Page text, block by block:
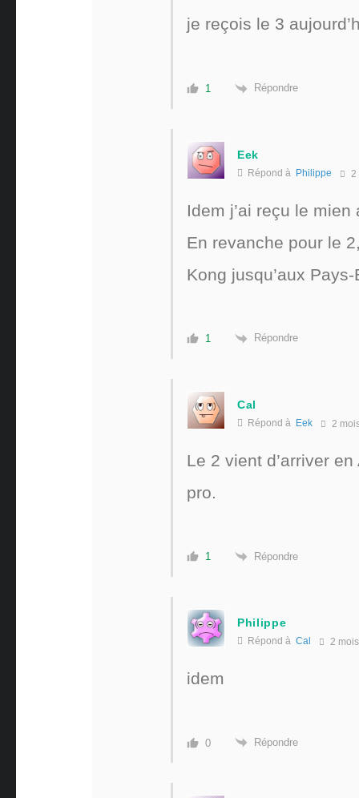
je reçois le 3
1 Répondre
Eek
Répond à Philippe 2
Idem j’ai reçu le mien
En revanche pour le
Kong jusqu’aux
1 Répondre
Cal
Répond à Eek 2
Le 2 vient d’arriver
pro.
1 Répondre
Philippe
Répond à Cal 2 mois
idem
0 Répondre